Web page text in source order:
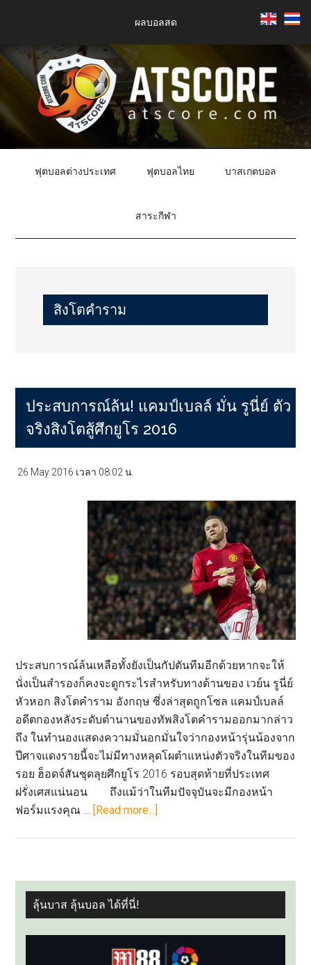
main
content
secondary
menu
primary
sidebar
footer
ผลบอลสด
AtScore
ข่าว
บอล,
กีฬา
ฟุตบอลต่างประเทศ ฟุตบอลไทย บาสเกตบอล
สาระกีฬา
สิงโตคำราม
ประสบการณ์ล้น! แคมป์เบลล์ มั่น รูนี่ย์ ตัว
จริงสิงโตสู้ศึกยูโร 2016
26 May 2016 เวลา 08:02น.
ประสบการณ์ล้นเหลือทั้งยังเป็นกัปตันทีมอีกด้วยหากจะให้
นั่งเป็นสำรองก็คงจะดูกระไรสำหรับทางด้านของ เวย์น รูนี่ย์
หัวหอก สิงโตคำราม อังกฤษ ซึ่งล่าสุดถูกโซล แคมป์เบลล์
อดีตกองหลังระดับตำนานของทัพสิงโตคำรามออกมากล่าว
ถึง ในทำนองแสดงความมั่นอกมั่นใจว่ากองหน้ารุ่นน้องจาก
ปีศาจแดงรายนี้จะไม่มีทางหลุดโผตำแหน่งตัวจริงในทีมของ
รอย ฮ็อดจ์สันชุดลุยศึกยูโร 2016 รอบสุดท้ายที่ประเทศ
ฝรั่งเศสแน่นอน ถึงแม้ว่าในทีมปัจจุบันจะมีกองหน้า
ฟอร์มแรงคุณ …
[Read more...]
ป์เบลล์
รู
นี่
ย์
PRIMARY
SIDEBAR
ลุ้นบาส ลุ้นบอล ได้ที่นี่!